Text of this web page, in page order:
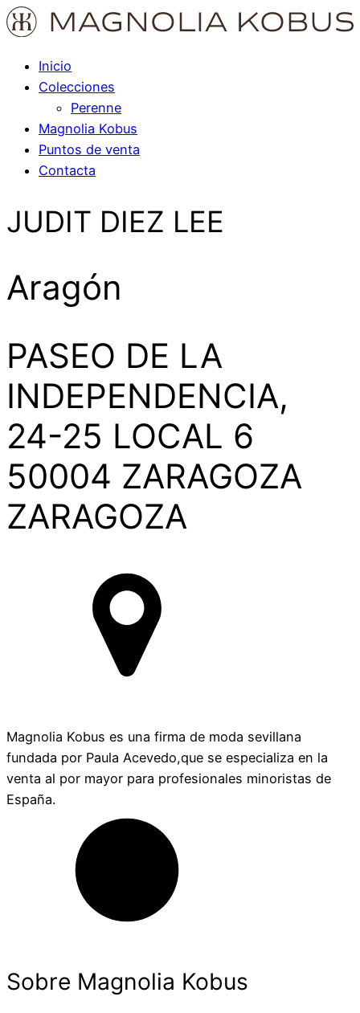
Inicio
Colecciones
Perenne
Magnolia Kobus
Puntos de venta
Contacta
JUDIT DIEZ LEE
Aragón
PASEO DE LA
INDEPENDENCIA,
24-25 LOCAL 6
50004 ZARAGOZA
ZARAGOZA
Magnolia Kobus es una firma de moda sevillana
fundada por Paula Acevedo,que se especializa en la
venta al por mayor para profesionales minoristas de
España.
Sobre Magnolia Kobus